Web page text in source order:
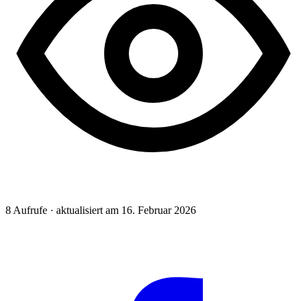
8 Aufrufe · aktualisiert am 16. Februar 2026